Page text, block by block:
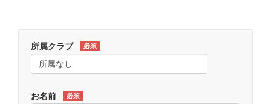
所属クラブ 必須
お名前 必須